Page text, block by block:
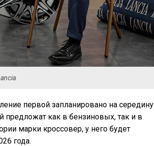
первой запланировано на середину
предложат как в бензиновых, так и в
марки кроссовер, у него будет
года.